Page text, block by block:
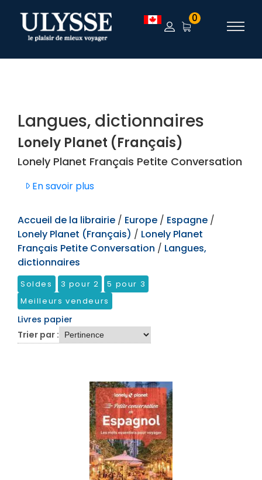
TEST 0
Langues, dictionnaires
Lonely Planet (Français)
Lonely Planet Français Petite Conversation
En savoir plus
Accueil de la librairie / Europe / Espagne /
Lonely Planet (Français) / Lonely Planet
Français Petite Conversation / Langues,
dictionnaires
Soldes 3 pour 2
5 pour 3
Meilleurs vendeurs
Livres papier
Trier par :